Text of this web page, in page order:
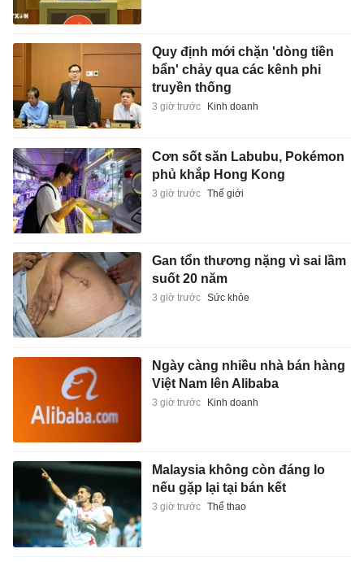
Quy định mới chặn 'dòng tiền
bẩn' chảy qua các kênh phi
truyền thống
3 giờ trước Kinh doanh
Cơn sốt săn Labubu, Pokémon
phủ khắp Hong Kong
3 giờ trước Thế giới
Gan tổn thương nặng vì sai lầm
suốt 20 năm
3 giờ trước Sức khỏe
Ngày càng nhiều nhà bán hàng
Việt Nam lên Alibaba
3 giờ trước Kinh doanh
Malaysia không còn đáng lo
nếu gặp lại tại bán kết
3 giờ trước Thể thao